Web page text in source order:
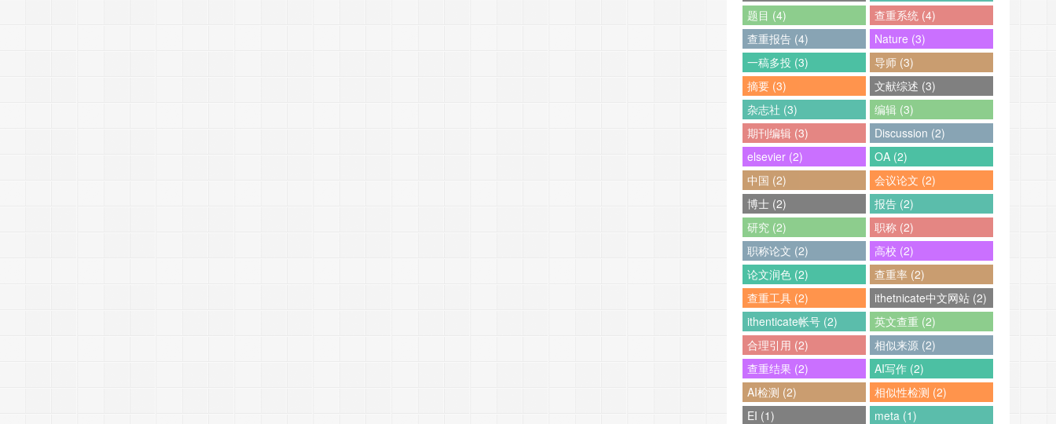
题目 (4)
查重系统 (4)
查重报告 (4)
Nature (3)
一稿多投 (3)
导师 (3)
摘要 (3)
文献综述 (3)
杂志社 (3)
编辑 (3)
期刊编辑 (3)
Discussion (2)
elsevier (2)
OA (2)
中国 (2)
会议论文 (2)
博士 (2)
报告 (2)
研究 (2)
职称 (2)
职称论文 (2)
高校 (2)
论文润色 (2)
查重率 (2)
查重工具 (2)
ithetnicate中文网站 (2)
ithenticate帐号 (2)
英文查重 (2)
合理引用 (2)
相似来源 (2)
查重结果 (2)
AI写作 (2)
AI检测 (2)
相似性检测 (2)
EI (1)
meta (1)